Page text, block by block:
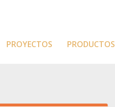
PROYECTOS PRODUCTOS